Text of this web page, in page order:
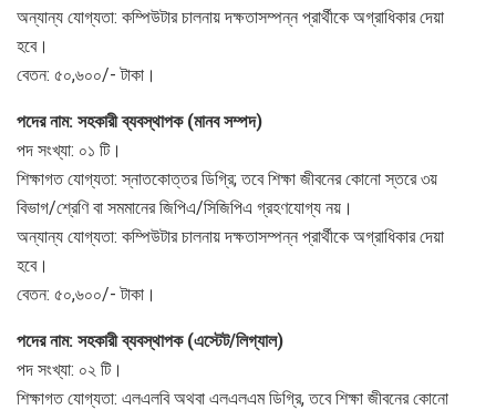
অন্যান্য যোগ্যতা: কম্পিউটার চালনায় দক্ষতাসম্পন্ন প্রার্থীকে অগ্রাধিকার দেয়া
হবে।
বেতন: ৫০,৬০০/- টাকা।
পদের নাম: সহকারী ব্যবস্থাপক (মানব সম্পদ)
পদ সংখ্যা: ০১ টি।
শিক্ষাগত যোগ্যতা: স্নাতকোত্তর ডিগ্রি; তবে শিক্ষা জীবনের কোনো স্তরে ৩য়
বিভাগ/শ্রেণি বা সমমানের জিপিএ/সিজিপিএ গ্রহণযোগ্য নয়।
অন্যান্য যোগ্যতা: কম্পিউটার চালনায় দক্ষতাসম্পন্ন প্রার্থীকে অগ্রাধিকার দেয়া
হবে।
বেতন: ৫০,৬০০/- টাকা।
পদের নাম: সহকারী ব্যবস্থাপক (এস্টেট/লিগ্যাল)
পদ সংখ্যা: ০২ টি।
শিক্ষাগত যোগ্যতা: এলএলবি অথবা এলএলএম ডিগ্রি, তবে শিক্ষা জীবনের কোনো